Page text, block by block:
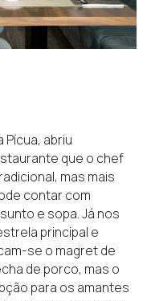
Pícua, abriu
que o chef
mas mais
contar com
e sopa. Já nos
principal e
se o magret de
de porco, mas o
para os amantes